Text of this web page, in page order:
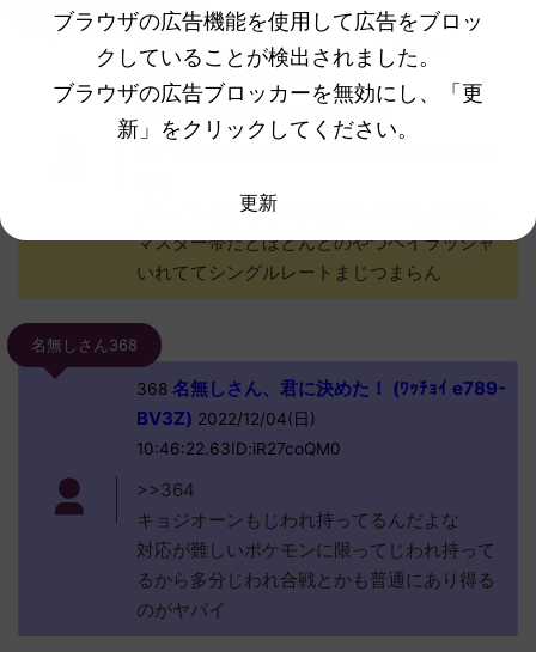
反応される人さん364
364 名無しさん、君に決めた！ (ﾜｯﾁｮｲ
8466-7kHv)
2022/12/04(日)
プレイングでどうにかなるレベル超えてるわ
マスター帯だとほとんどのやつヘイラッシャ
いれててシングルレートまじつまらん
名無しさん368
368名無しさん、君に決めた！ (ﾜｯﾁｮｲ e789-
BV3Z) 2022/12/04(日)
10:46:22.63ID:iR27coQM0
>>364
キョジオーンもじわれ持ってるんだよな
対応が難しいポケモンに限ってじわれ持って
るから多分じわれ合戦とかも普通にあり得る
のがヤバイ
ブラウザの広告機能を使用して広告をブロッ
クしていることが検出されました。
ブラウザの広告ブロッカーを無効にし、「更
新」をクリックしてください。
更新